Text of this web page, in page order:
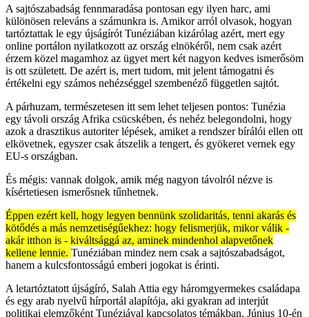
A sajtószabadság fennmaradása pontosan egy ilyen harc, ami
különösen releváns a számunkra is. Amikor arról olvasok, hogyan
tartóztattak le egy újságírót Tunéziában kizárólag azért, mert egy
online portálon nyilatkozott az ország elnökéről, nem csak azért
érzem közel magamhoz az ügyet mert két nagyon kedves ismerősöm
is ott született. De azért is, mert tudom, mit jelent támogatni és
értékelni egy számos nehézséggel szembenéző független sajtót.
A párhuzam, természetesen itt sem lehet teljesen pontos: Tunézia
egy távoli ország Afrika csücskében, és nehéz belegondolni, hogy
azok a drasztikus autoriter lépések, amiket a rendszer bírálói ellen ott
elkövetnek, egyszer csak átszelik a tengert, és gyökeret vernek egy
EU-s országban.
És mégis: vannak dolgok, amik még nagyon távolról nézve is
kísértetiesen ismerősnek tűnhetnek.
Éppen ezért kell, hogy legyen bennünk szolidaritás, tenni akarás és
kötődés a más nemzetiségűekhez: hogy felismerjük, mikor válik -
akár itthon is - kiváltsággá az, aminek mindenhol alapvetőnek
kellene lennie. Tunéziában mindez nem csak a sajtószabadságot,
hanem a kulcsfontosságú emberi jogokat is érinti.
A letartóztatott újságíró, Salah Attia egy háromgyermekes családapa
és egy arab nyelvű hírportál alapítója, aki gyakran ad interjút
politikai elemzőként Tunéziával kapcsolatos témákban. Június 10-én